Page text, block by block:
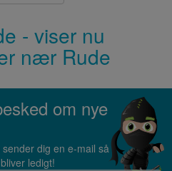
- viser nu
nær Rude
om nye
dig en e-mail så
ledigt!